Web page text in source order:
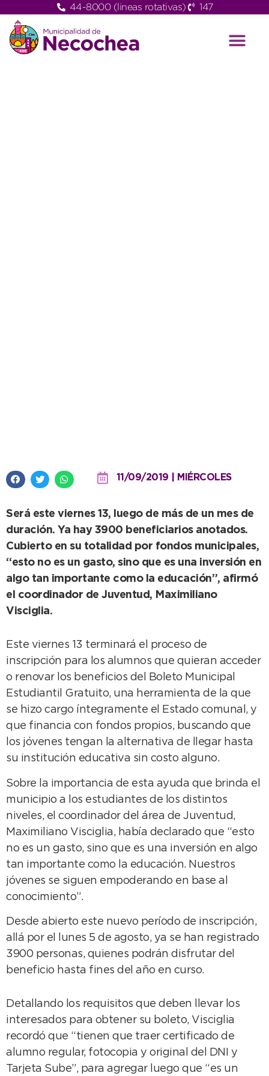
44-8000 (lineas rotativas) 147
11/09/2019 | MIÉRCOLES
Será este viernes 13, luego de más de un mes de
duración. Ya hay 3900 beneficiarios anotados.
Cubierto en su totalidad por fondos municipales,
“esto no es un gasto, sino que es una inversión en
algo tan importante como la educación”, afirmó
el coordinador de Juventud, Maximiliano
Visciglia.
Este viernes 13 terminará el proceso de
inscripción para los alumnos que quieran acceder
o renovar los beneficios del Boleto Municipal
Estudiantil Gratuito, una herramienta de la que
se hizo cargo íntegramente el Estado comunal, y
que financia con fondos propios, buscando que
los jóvenes tengan la alternativa de llegar hasta
su institución educativa sin costo alguno.
Sobre la importancia de esta ayuda que brinda el
municipio a los estudiantes de los distintos
niveles, el coordinador del área de Juventud,
Maximiliano Visciglia, había declarado que “esto
no es un gasto, sino que es una inversión en algo
tan importante como la educación. Nuestros
jóvenes se siguen empoderando en base al
conocimiento”.
Desde abierto este nuevo período de inscripción,
allá por el lunes 5 de agosto, ya se han registrado
3900 personas, quienes podrán disfrutar del
beneficio hasta fines del año en curso.
Detallando los requisitos que deben llevar los
interesados para obtener su boleto, Visciglia
recordó que “tienen que traer certificado de
alumno regular, fotocopia y original del DNI y
Tarjeta Sube”, para agregar luego que “es un